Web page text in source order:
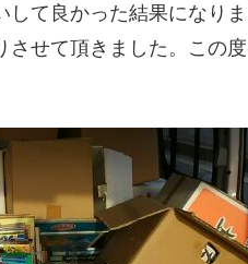
て良かった結果になり
せて頂きました。この